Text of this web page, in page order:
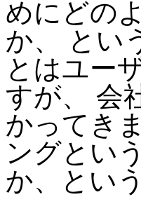
めにどの
か、 とい
とはユー
すが、 会
かってき
ングとい
か、とい